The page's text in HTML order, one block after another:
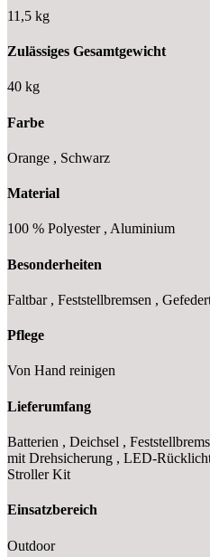
11,5 kg
Zulässiges Gesamtgewicht
40 kg
Farbe
Orange , Schwarz
Material
100 % Polyester , Aluminium
Besonderheiten
Faltbar , Feststellbremsen ,
Pflege
Von Hand reinigen
Lieferumfang
Batterien , Deichsel ,
mit Drehsicherung , LED-
Stroller Kit
Einsatzbereich
Outdoor